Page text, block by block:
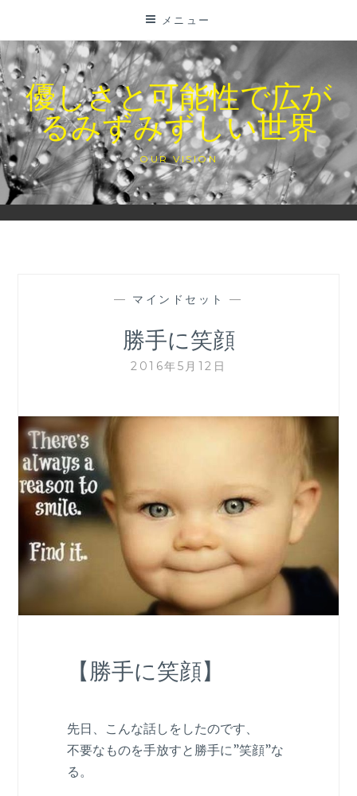
テ
ン
ツ
に
ス
キ
ッ
プ
メニュー
優しさと可能性で広が
るみずみずしい世界
OUR VISION
— マインドセット —
勝手に笑顔
2016年5月12日
【勝手に笑顔】
先日、こんな話しをしたのです、
不要なものを手放すと勝手に”笑顔”な
る。